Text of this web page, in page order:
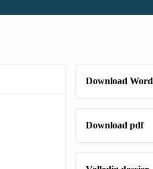
Download Word
Download pdf